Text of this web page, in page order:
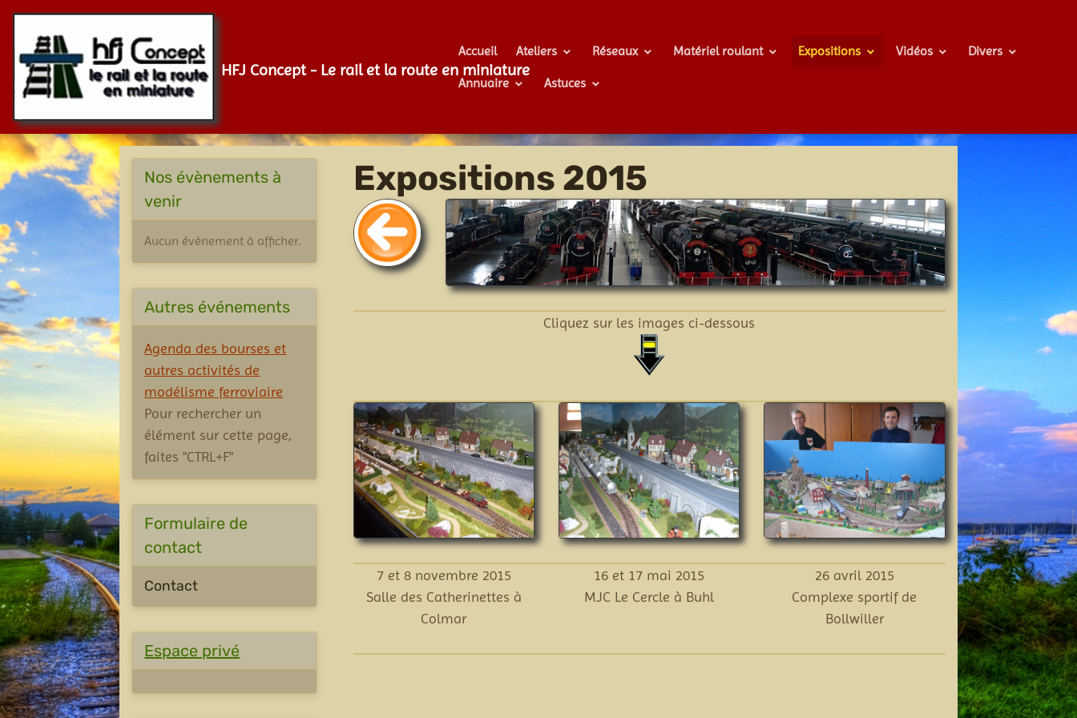
HFJ Concept - Le rail et la route en miniature
Accueil Ateliers Réseaux Matériel roulant Expositions Vidéos Divers
Annuaire Astuces
Expositions 2015
Cliquez sur les images ci-dessous
7 et 8 novembre 2015
Salle des Catherinettes à
Colmar
16 et 17 mai 2015
MJC Le Cercle à Buhl
26 avril 2015
Complexe sportif de
Bollwiller
Nos évènements à
venir
Aucun évènement à afficher.
Autres événements
Agenda des bourses et
autres activités de
modélisme ferroviaire
Pour rechercher un
élément sur cette page,
faites "CTRL+F"
Formulaire de
contact
Contact
Espace privé